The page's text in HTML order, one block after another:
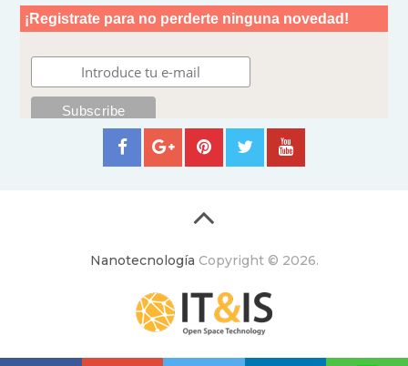
Nanotecnología Copyright © 2026.